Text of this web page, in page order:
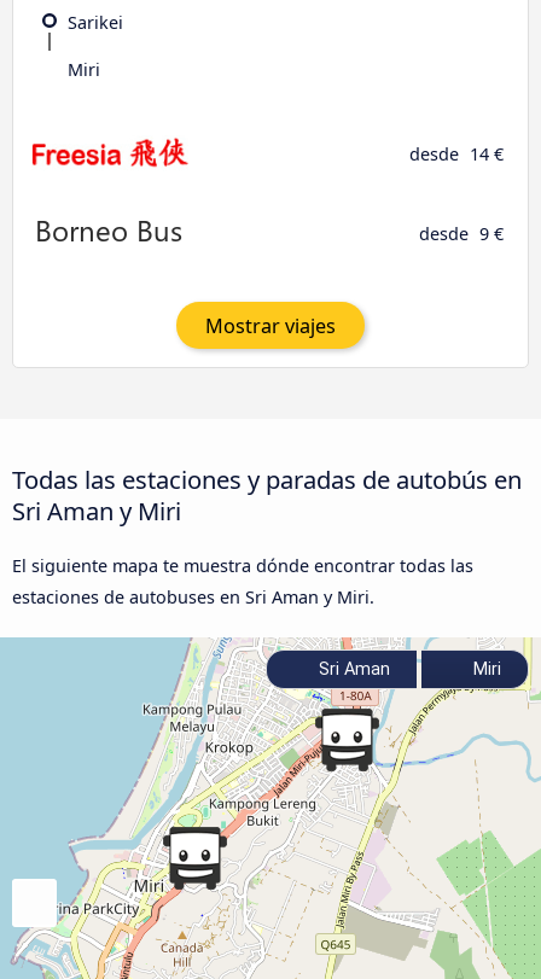
Sarikei
Miri
desde 14 €
desde 9 €
Mostrar viajes
Todas las estaciones y paradas de autobús en
Sri Aman y Miri
El siguiente mapa te muestra dónde encontrar todas las
estaciones de autobuses en Sri Aman y Miri.
Sri Aman Miri